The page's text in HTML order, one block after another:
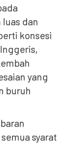
dan
konsesi
yang
buruh
syarat